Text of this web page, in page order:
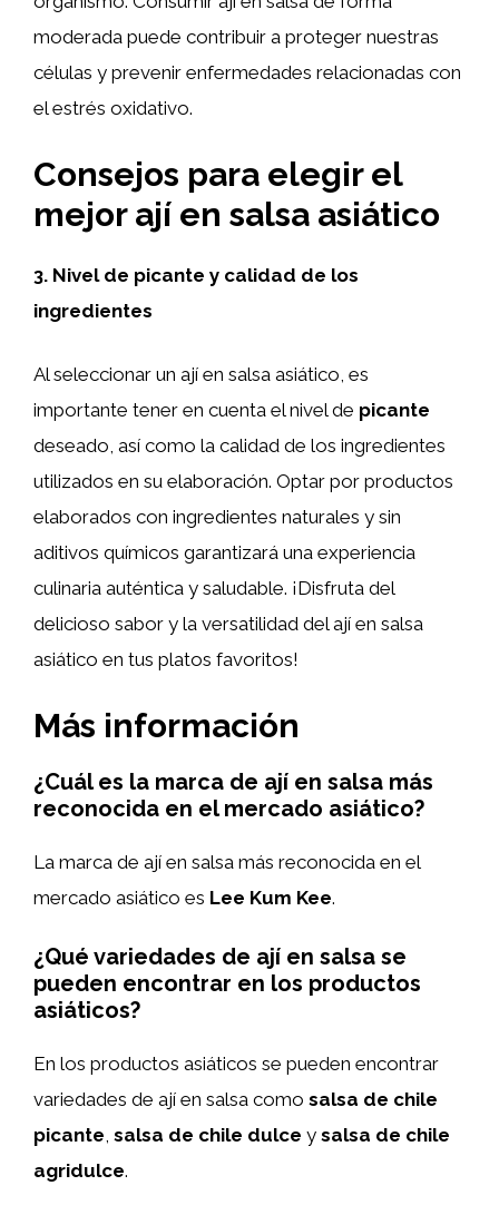
moderada puede contribuir a proteger nuestras
células y prevenir enfermedades relacionadas con
el estrés oxidativo.
Consejos para elegir el
mejor ají en salsa asiático
3. Nivel de picante y calidad de los
ingredientes
Al seleccionar un ají en salsa asiático, es
importante tener en cuenta el nivel de picante
deseado, así como la calidad de los ingredientes
utilizados en su elaboración. Optar por productos
elaborados con ingredientes naturales y sin
aditivos químicos garantizará una experiencia
culinaria auténtica y saludable. ¡Disfruta del
delicioso sabor y la versatilidad del ají en salsa
asiático en tus platos favoritos!
Más información
¿Cuál es la marca de ají en salsa más
reconocida en el mercado asiático?
La marca de ají en salsa más reconocida en el
mercado asiático es Lee Kum Kee.
¿Qué variedades de ají en salsa se
pueden encontrar en los productos
asiáticos?
En los productos asiáticos se pueden encontrar
variedades de ají en salsa como salsa de chile
picante, salsa de chile dulce y salsa de chile
agridulce.